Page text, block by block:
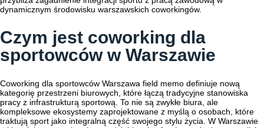
dynamicznym środowisku warszawskich coworkingów.
Czym jest coworking dla
sportowców w Warszawie
Coworking dla sportowców Warszawa field memo definiuje nową
kategorię przestrzeni biurowych, które łączą tradycyjne stanowiska
pracy z infrastrukturą sportową. To nie są zwykłe biura, ale
kompleksowe ekosystemy zaprojektowane z myślą o osobach, które
traktują sport jako integralną część swojego stylu życia. W Warszawie